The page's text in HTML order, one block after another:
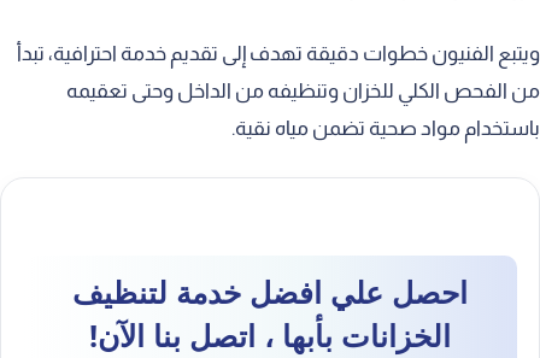
ويتبع الفنيون خطوات دقيقة تهدف إلى تقديم خدمة احترافية، تبدأ
من الفحص الكلي للخزان وتنظيفه من الداخل وحتى تعقيمه
باستخدام مواد صحية تضمن مياه نقية.
احصل علي افضل خدمة لتنظيف
الخزانات بأبها ، اتصل بنا الآن!